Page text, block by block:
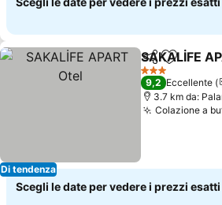
Di tendenza
CondividiAggiungi
SAKALİFE
3 Stelle
9,2 Eccellente
3.7 km da:
Colazione a
Scegli le date per vedere i prezzi esatti